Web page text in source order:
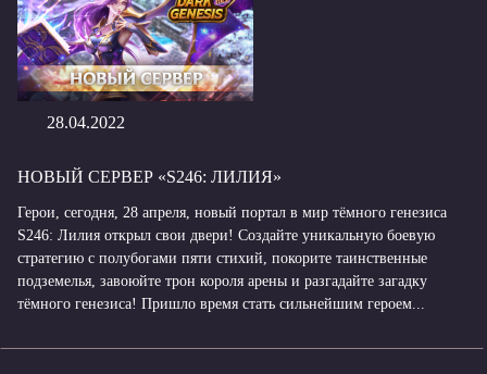
28.04.2022
НОВЫЙ СЕРВЕР «S246: ЛИЛИЯ»
Герои, сегодня, 28 апреля, новый портал в мир тёмного генезиса
S246: Лилия открыл свои двери! Создайте уникальную боевую
стратегию с полубогами пяти стихий, покорите таинственные
подземелья, завоюйте трон короля арены и разгадайте загадку
тёмного генезиса! Пришло время стать сильнейшим героем...